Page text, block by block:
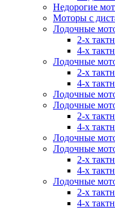
Недорогие
Моторы с
Лодочные
2-х
4-х
Лодочные
2-х
4-х
Лодочные
Лодочные
2-х
4-х
Лодочные
Лодочные
2-х
4-х
Лодочные
2-х
4-х